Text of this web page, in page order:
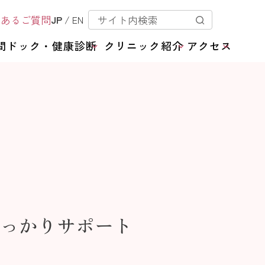
るご質問JP / EN
ドック・健康診断 クリニック紹介 アクセス
かりサポート